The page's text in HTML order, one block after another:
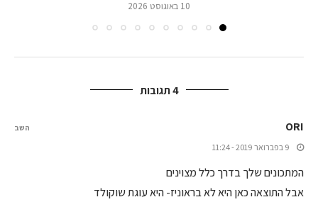
10 באוגוסט 2026
4 תגובות
ORI
9 בפברואר 2019 - 11:24
המתכונים שלך בדרך כלל מצוינים
אבל התוצאה כאן היא לא בראוניז- היא עוגת שוקולד
השב